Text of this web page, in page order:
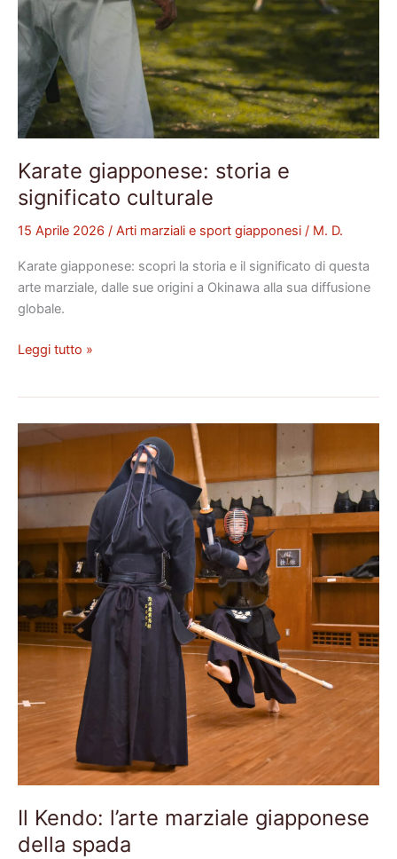
Karate giapponese: storia e
significato culturale
15 Aprile 2026 / Arti marziali e sport giapponesi / M. D.
Karate giapponese: scopri la storia e il significato di questa
arte marziale, dalle sue origini a Okinawa alla sua diffusione
globale.
Leggi tutto »
Il Kendo: l’arte marziale giapponese
della spada
Il
l’arte
marziale
della
spada